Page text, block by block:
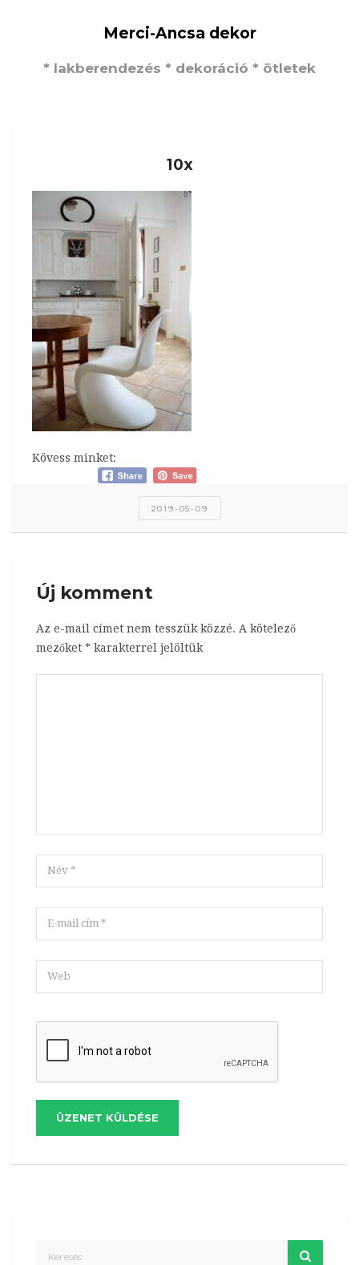
Merci-Ancsa dekor
* lakberendezés * dekoráció * ötletek
10x
Kövess minket:
2019-05-09
Új komment
Az e-mail címet nem tesszük közzé. A kötelező
mezőket * karakterrel jelöltük
ÜZENET KÜLDÉSE